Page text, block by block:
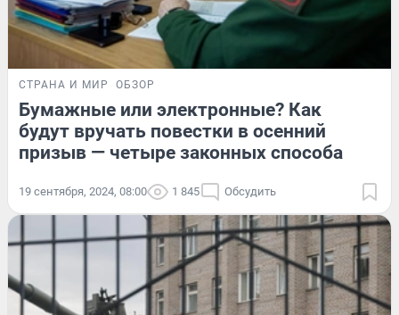
СТРАНА И МИР ОБЗОР
Бумажные или электронные? Как
будут вручать повестки в осенний
призыв — четыре законных способа
19 сентября, 2024, 08:00 1 845 Обсудить